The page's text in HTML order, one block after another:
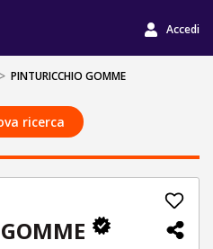
Accedi
> PINTURICCHIO GOMME
ricerca